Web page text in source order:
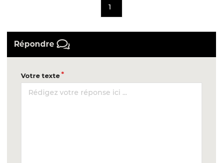
1
Répondre
Votre texte